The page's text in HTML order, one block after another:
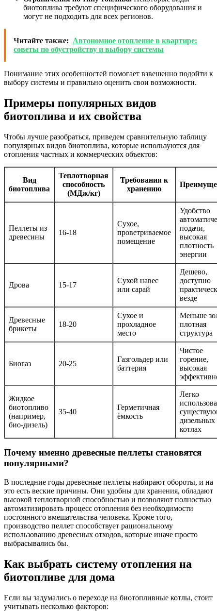
биотоплива требуют специфического оборудования и
могут не подходить для всех регионов.
Читайте также: Автономное отопление в квартире:
советы по обустройству и выбору системы
Понимание этих особенностей помогает взвешенно подойти к
выбору системы и правильно оценить свои возможности.
Примеры популярных видов
биотоплива и их свойства
Чтобы лучше разобраться, приведем сравнительную таблицу
популярных видов биотоплива, которые используются для
отопления частных и коммерческих объектов:
Вид
биотоплива
Теплотворная
способность
(МДж/кг)
Требования к
хранению
Пеллеты из
древесины
16-18
Сухое,
проветриваемое
помещение
Удобство
подачи,
высокая
плотность
энергии
Дрова 15-17
Сухой навес
или сарай
Дешево,
доступно
везде
Древесные
брикеты
18-20
Сухое и
прохладное
место
Меньше
плотная
структура
Биогаз 20-25
Газгольдер или
баттерия
Чистое
горение,
высокая
Жидкое
биотопливо
(например,
био-дизель)
35-40
Герметичная
ёмкость
Легко
дизельных
котлах
Почему именно древесные пеллеты становятся
популярными?
В последние годы древесные пеллеты набирают обороты, и на
это есть веские причины. Они удобны для хранения, обладают
высокой теплотворной способностью и позволяют полностью
автоматизировать процесс отопления без необходимости
постоянного вмешательства человека. Кроме того,
производство пеллет способствует рациональному
использованию древесных отходов, которые иначе просто
выбрасывались бы.
Как выбрать систему отопления на
биотопливе для дома
Если вы задумались о переходе на биотопливные котлы, стоит
учитывать несколько факторов: